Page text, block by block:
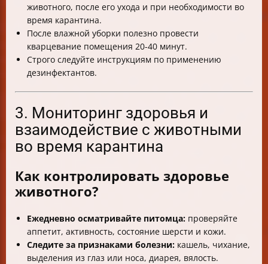
животного, после его ухода и при необходимости во
время карантина.
После влажной уборки полезно провести
кварцевание помещения 20-40 минут.
Строго следуйте инструкциям по применению
дезинфектантов.
3. Мониторинг здоровья и
взаимодействие с животными
во время карантина
Как контролировать здоровье
животного?
Ежедневно осматривайте питомца: проверяйте
аппетит, активность, состояние шерсти и кожи.
Следите за признаками болезни: кашель, чихание,
выделения из глаз или носа, диарея, вялость.